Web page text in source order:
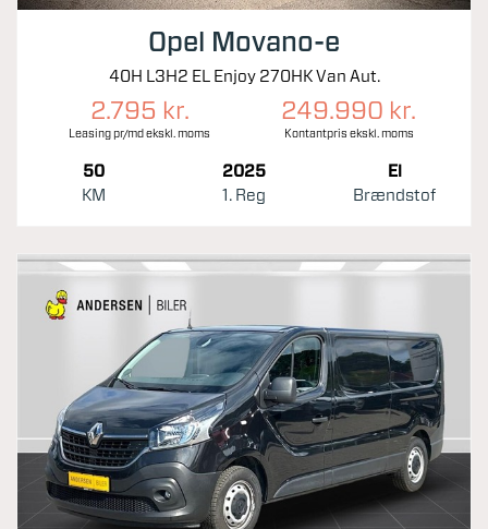
Opel Movano-e
40H L3H2 EL Enjoy 270HK Van Aut.
2.795 kr.
Leasing pr/md ekskl. moms
249.990 kr.
Kontantpris ekskl. moms
50
KM
2025
1. Reg
El
Brændstof